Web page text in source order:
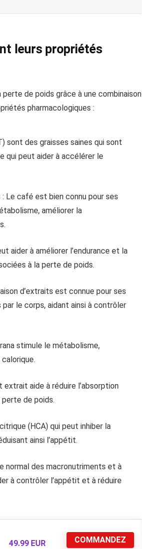
leurs propriétés
de poids grâce à une combinaison
pharmacologiques :
sont des graisses saines qui sont
qui peut aider à accélérer le
Le café est bien connu pour ses
améliorer la
aider à améliorer l’endurance et la
à la perte de poids.
d’extraits est connue pour ses
le corps, aidant ainsi à contrôler
stimule le métabolisme,
aide à réduire l’absorption
de poids.
(HCA) qui peut inhiber la
ainsi l’appétit.
normal des macronutriments et à
à contrôler l’appétit et à réduire
49.99 EUR COMMANDEZ